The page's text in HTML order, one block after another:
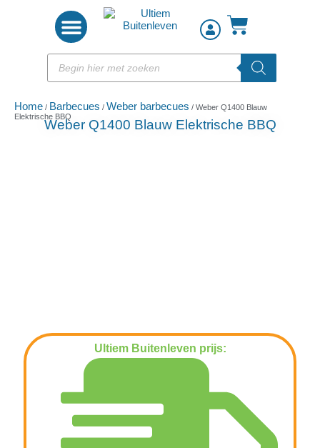
Home / Barbecues / Weber barbecues / Weber Q1400 Blauw
Elektrische BBQ
Weber Q1400 Blauw Elektrische BBQ
Ultiem Buitenleven prijs: